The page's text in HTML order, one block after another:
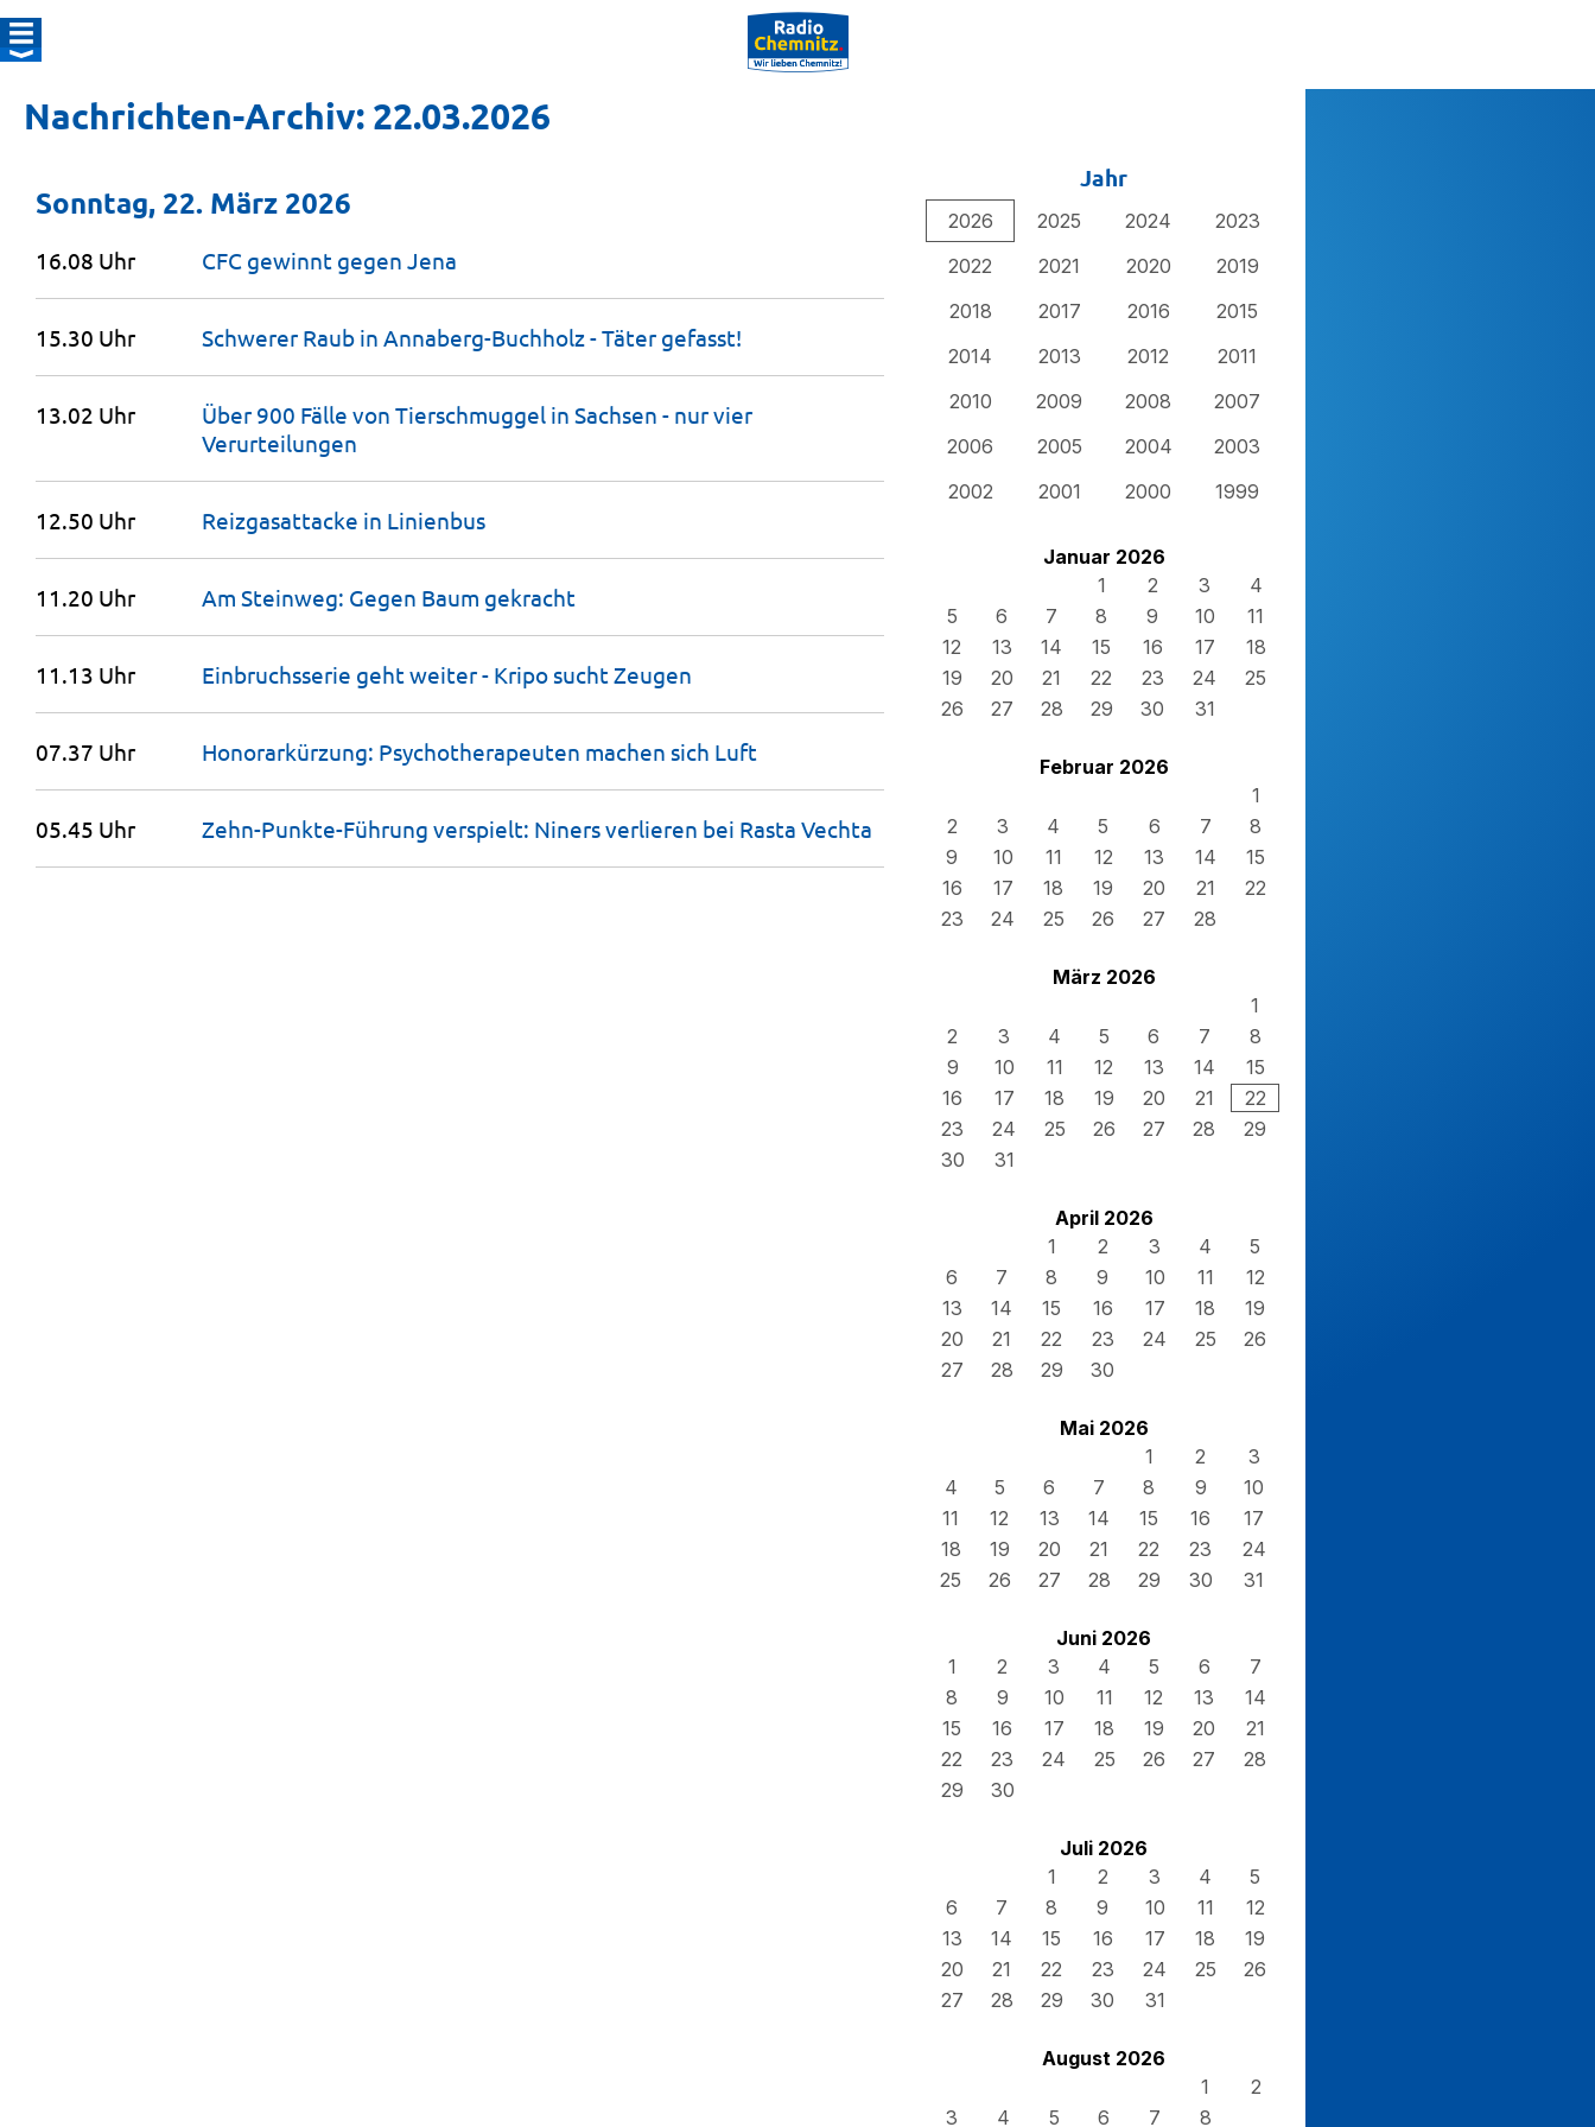
Nachrichten-Archiv: 22.03.2026
Jahr
2026 2025 2024
2023
2022
2021 2020
2019
2018
2017 2016
2015
2014
2013 2012
2011
2010
2009 2008
2007
2006
2005 2004
2003
2002
2001 2000 1999
Januar 2026
1
2 3
4
5
6 7 8 9 10
11
12
13 14 15 16 17
18
19
20 21 22 23 24
25
26
27 28 29 30 31
Februar 2026
1
2
3 4 5 6 7
8
9
10 11 12 13 14
15
16
17 18 19 20 21
22
23
24 25 26 27 28
März 2026
1
2
3 4 5 6 7
8
9
10 11 12 13 14
15
16
17 18 19 20 21
22
23
24 25 26 27 28
29
30
31
April 2026
1
2 3 4
5
6
7 8 9 10 11
12
13
14 15 16 17 18
19
20
21 22 23 24 25
26
27
28 29 30
Mai 2026
1
2
3
4
5 6 7 8 9
10
11
12 13 14 15 16
17
18
19 20 21 22 23
24
25
26 27 28 29 30 31
Juni 2026
1
2 3 4 5 6
7
8
9 10 11 12 13
14
15
16 17 18 19 20
21
22
23 24 25 26 27
28
29
30
Juli 2026
1
2 3 4
5
6
7 8 9 10 11
12
13
14 15 16 17 18
19
20
21 22 23 24 25
26
27
28 29 30 31
August 2026
1
2
3
4 5 6 7 8
Sonntag, 22. März 2026
16.08 Uhr CFC gewinnt gegen Jena
15.30 Uhr Schwerer Raub in Annaberg-Buchholz - Täter gefasst!
13.02 Uhr
Über 900 Fälle von Tierschmuggel in Sachsen - nur vier
Verurteilungen
12.50 Uhr Reizgasattacke in Linienbus
11.20 Uhr Am Steinweg: Gegen Baum gekracht
11.13 Uhr Einbruchsserie geht weiter - Kripo suchtZeugen
07.37 Uhr Honorarkürzung: Psychotherapeuten machen sich Luft
05.45 Uhr Zehn-Punkte-Führung verspielt: Niners verlieren bei Rasta Vechta